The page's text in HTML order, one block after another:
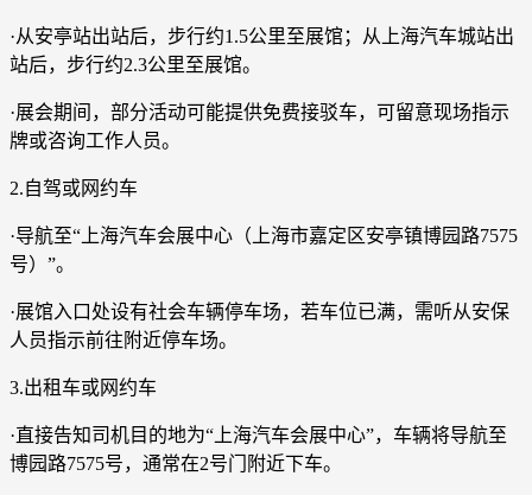
·从安亭站出站后，步行约1.5公里至展馆；从上海汽车城站出
站后，步行约2.3公里至展馆。
·展会期间，部分活动可能提供免费接驳车，可留意现场指示
牌或咨询工作人员。
2.自驾或网约车
·导航至“上海汽车会展中心（上海市嘉定区安亭镇博园路7575
号）”。
·展馆入口处设有社会车辆停车场，若车位已满，需听从安保
人员指示前往附近停车场。
3.出租车或网约车
·直接告知司机目的地为“上海汽车会展中心”，车辆将导航至
博园路7575号，通常在2号门附近下车。